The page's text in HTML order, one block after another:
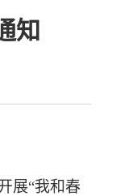
知
展“我和春